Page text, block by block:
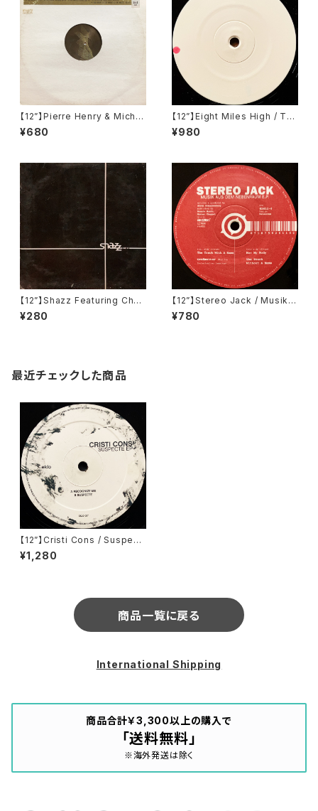
【12”】Pierre Henry & Michel
Colombier / Too Fortiche
(Philips) (456 351-1)
¥680
【12”】Eight Miles High / Tw
o (Klang Elektronik) (KLAN
G 10)
¥980
【12”】Shazz Featuring Char
maine King / Carry On (Col
umbia) (COL 666861-6)
¥280
【12”】Stereo Jack / Musik A
us Dem Nebenraum E.P. (R
aw Elements) (Raw 611)
¥780
最近チェックした商品
【12”】Cristi Cons / Suspect
e EP (Eklo) (EKLO 027)
¥1,280
商品一覧に戻る
International Shipping
商品合計￥3,300以上の購入で
「送料無料」
※海外発送は除く